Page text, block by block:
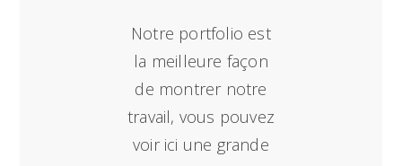
Notre portfolio est
la meilleure façon
de montrer notre
travail, vous pouvez
voir ici une grande